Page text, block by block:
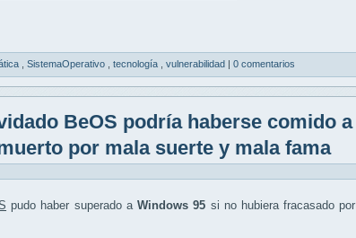
SistemaOperativo tecnología vulnerabilidad | 0 comentarios
BeOS podría haberse comido a
por mala suerte y mala fama
pudo haber superado aWindows 95 si no hubiera fracasado por